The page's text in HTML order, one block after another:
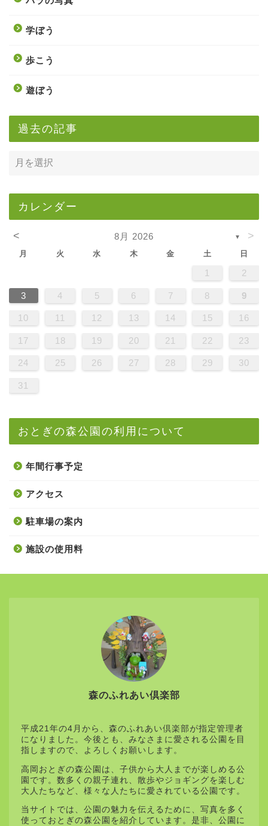
学ぼう
歩こう
遊ぼう
過去の記事
カレンダー
< 8月 2026 ▼ >
月 火 水 木 金 土 日
1 2
3 4 5 6 7 8 9
10 11 12 13 14 15 16
17 18 19 20 21 22 23
24 25 26 27 28 29 30
31
おとぎの森公園の利用について
年間行事予定
アクセス
駐車場の案内
施設の使用料
森のふれあい倶楽部
平成21年の4月から、森のふれあい倶楽部が指定管理者
になりました。今後とも、みなさまに愛される公園を目
指しますので、よろしくお願いします。
高岡おとぎの森公園は、子供から大人までが楽しめる公
園です。数多くの親子連れ、散歩やジョギングを楽しむ
大人たちなど、様々な人たちに愛されている公園です。
当サイトでは、公園の魅力を伝えるために、写真を多く
使っておとぎの森公園を紹介しています。是非、公園に